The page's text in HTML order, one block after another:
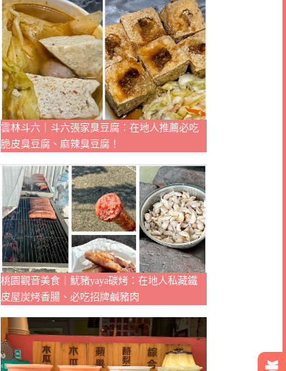
雲林斗六｜斗六張家臭豆腐：在地人推薦必吃
脆皮臭豆腐、麻辣臭豆腐！
桃園觀音美食｜魷豬yaya碳烤：在地人私藏鐵
皮屋炭烤香腸、必吃招牌鹹豬肉